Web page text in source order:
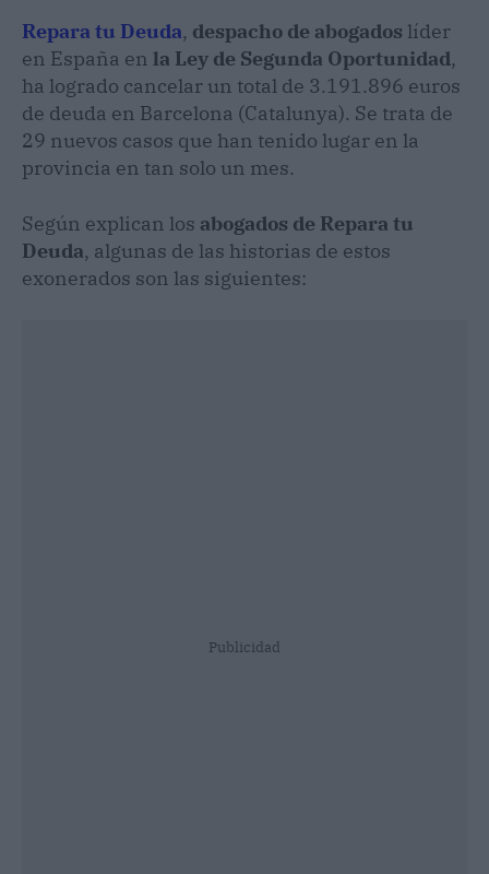
Repara tu Deuda, despacho de abogados líder
en España en la Ley de Segunda Oportunidad,
ha logrado cancelar un total de 3.191.896 euros
de deuda en Barcelona (Catalunya). Se trata de
29 nuevos casos que han tenido lugar en la
provincia en tan solo un mes.
Según explican los abogados de Repara tu
Deuda, algunas de las historias de estos
exonerados son las siguientes:
Publicidad